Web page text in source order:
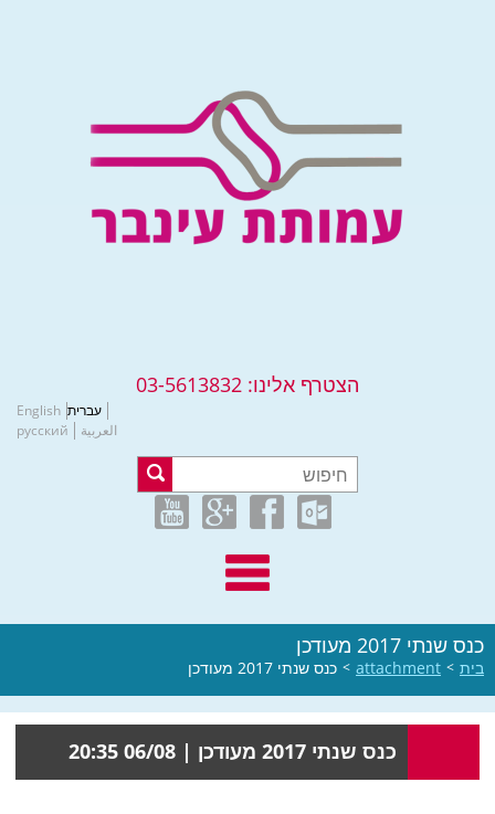
הצטרף אלינו: 03-5613832
עברית English
русский
العربية
כנס שנתי 2017 מעודכן
בית >
attachment
> כנס שנתי 2017 מעודכן
כנס שנתי 2017 מעודכן | 06/08 20:35